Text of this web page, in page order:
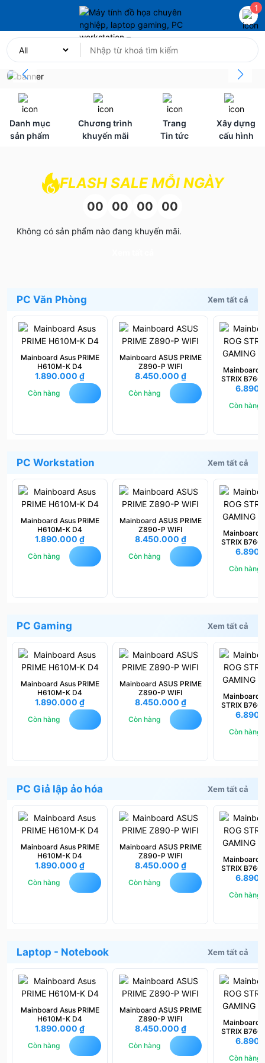
1
Danh mục
sản phẩm
Chương trình
khuyến mãi
Trang
Tin tức
Xây dựng
cấu hình
FLASH SALE MỖI NGÀY
00 00 00 00
Không có sản phẩm nào đang khuyến mãi.
PC Văn Phòng Xem tất cả
Mainboard Asus PRIME
H610M-K D4
1.890.000 ₫
Còn hàng
Mainboard ASUS PRIME
Z890-P WIFI
8.450.000 ₫
Còn hàng
Mainboard
STRIX
WIFI
Còn hàng
PC Workstation Xem tất cả
Mainboard Asus PRIME
H610M-K D4
1.890.000 ₫
Còn hàng
Mainboard ASUS PRIME
Z890-P WIFI
8.450.000 ₫
Còn hàng
Mainboard
STRIX
WIFI
Còn hàng
PC Gaming Xem tất cả
Mainboard Asus PRIME
H610M-K D4
1.890.000 ₫
Còn hàng
Mainboard ASUS PRIME
Z890-P WIFI
8.450.000 ₫
Còn hàng
Mainboard
STRIX
WIFI
Còn hàng
PC Giả lập ảo hóa Xem tất cả
Mainboard Asus PRIME
H610M-K D4
1.890.000 ₫
Còn hàng
Mainboard ASUS PRIME
Z890-P WIFI
8.450.000 ₫
Còn hàng
Mainboard
STRIX
WIFI
Còn hàng
Laptop - Notebook Xem tất cả
Mainboard Asus PRIME
H610M-K D4
1.890.000 ₫
Còn hàng
Mainboard ASUS PRIME
Z890-P WIFI
8.450.000 ₫
Còn hàng
Mainboard
STRIX
WIFI
Còn hàng